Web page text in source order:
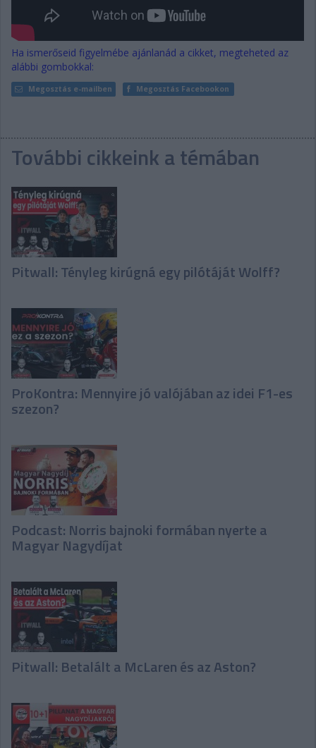
Ha ismerőseid figyelmébe ajánlanád a cikket, megteheted az
alábbi gombokkal:
Megosztás e-mailben Megosztás Facebookon
További cikkeink a témában
Pitwall: Tényleg kirúgná egy pilótáját Wolff?
ProKontra: Mennyire jó valójában az idei F1-es
szezon?
Podcast: Norris bajnoki formában nyerte a
Magyar Nagydíjat
Pitwall: Betalált a McLaren és az Aston?